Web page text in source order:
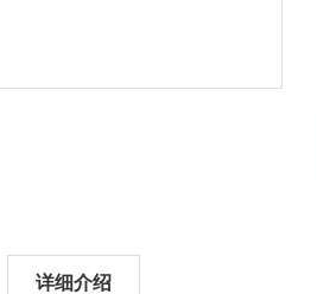
详细介绍